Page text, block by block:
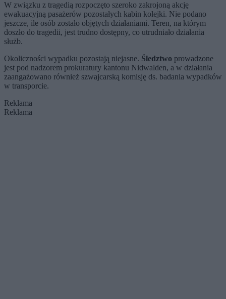
W związku z tragedią rozpoczęto szeroko zakrojoną akcję
ewakuacyjną pasażerów pozostałych kabin kolejki. Nie podano
jeszcze, ile osób zostało objętych działaniami. Teren, na którym
doszło do tragedii, jest trudno dostępny, co utrudniało działania
służb.
Okoliczności wypadku pozostają niejasne. Śledztwo prowadzone
jest pod nadzorem prokuratury kantonu Nidwalden, a w działania
zaangażowano również szwajcarską komisję ds. badania wypadków
w transporcie.
Reklama
Reklama